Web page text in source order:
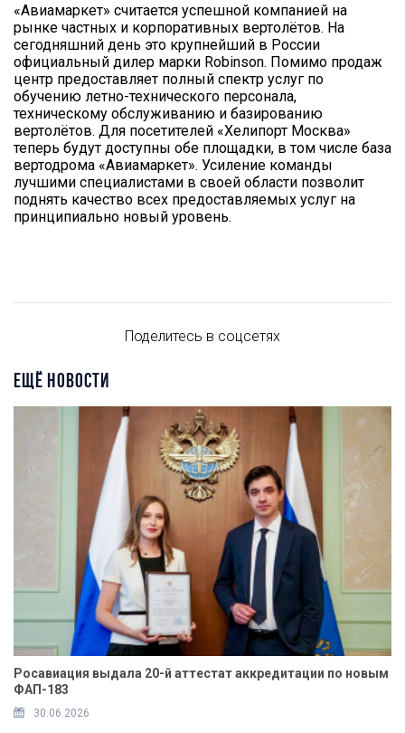
«Авиамаркет» считается успешной компанией на
рынке частных и корпоративных вертолётов. На
сегодняшний день это крупнейший в России
официальный дилер марки Robinson. Помимо продаж
центр предоставляет полный спектр услуг по
обучению летно-технического персонала,
техническому обслуживанию и базированию
вертолётов. Для посетителей «Хелипорт Москва»
теперь будут доступны обе площадки, в том числе база
вертодрома «Авиамаркет». Усиление команды
лучшими специалистами в своей области позволит
поднять качество всех предоставляемых услуг на
принципиально новый уровень.
Поделитесь в соцсетях
ЕЩЁ НОВОСТИ
Росавиация выдала 20-й аттестат аккредитации по новым
ФАП-183
30.06.2026